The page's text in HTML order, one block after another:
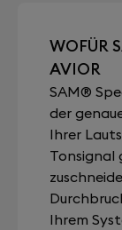
WOFÜR
AVIOR
SAM®
der
Ihrer
Tonsignal
Ihrem